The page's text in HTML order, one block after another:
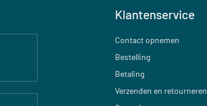
Klantenservice
Contact opnemen
Bestelling
Betaling
Verzenden en retourneren